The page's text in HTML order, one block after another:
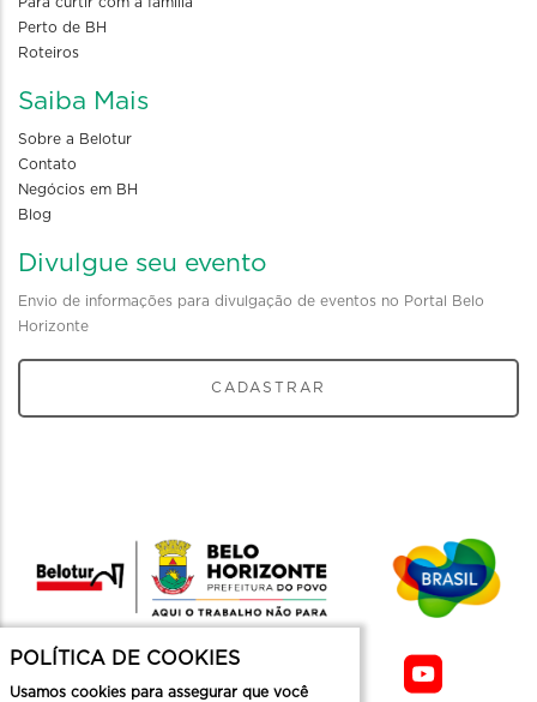
Para curtir com a familia
Perto de BH
Roteiros
Saiba Mais
Sobre a Belotur
Contato
Negócios em BH
Blog
Divulgue seu evento
Envio de informações para divulgação de eventos no Portal Belo
Horizonte
CADASTRAR
POLÍTICA DE COOKIES
Usamos cookies para assegurar que você